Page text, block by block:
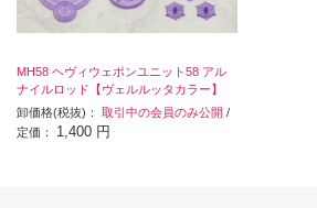
MH58 ヘヴィウェポンユニット58 アル
ナイルロッド【ヴェルルッタカラー】
卸価格(税抜)： 取引中の会員のみ公開 /
定価： 1,400 円